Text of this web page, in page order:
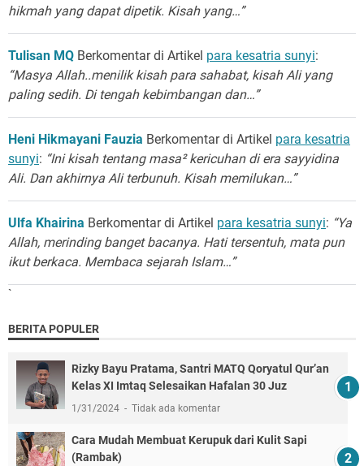
hikmah yang dapat dipetik. Kisah yang…”
Tulisan MQ Berkomentar di Artikel para kesatria sunyi:
“Masya Allah..menilik kisah para sahabat, kisah Ali yang
paling sedih. Di tengah kebimbangan dan…”
Heni Hikmayani Fauzia Berkomentar di Artikel para kesatria
sunyi: “Ini kisah tentang masa² kericuhan di era sayyidina
Ali. Dan akhirnya Ali terbunuh. Kisah memilukan…”
Ulfa Khairina Berkomentar di Artikel para kesatria sunyi: “Ya
Allah, merinding banget bacanya. Hati tersentuh, mata pun
ikut berkaca. Membaca sejarah Islam…”
`
BERITA POPULER
Rizky Bayu Pratama, Santri MATQ Qoryatul Qur’an
Kelas XI Imtaq Selesaikan Hafalan 30 Juz
1/31/2024 Tidak ada komentar
Cara Mudah Membuat Kerupuk dari Kulit Sapi
(Rambak)